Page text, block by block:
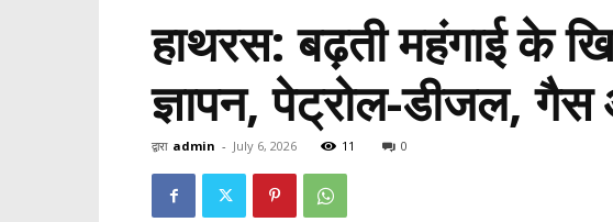
हाथरस: बढ़ती महंगाई के
ज्ञापन, पेट्रोल-डीजल, गैस
द्वारा admin - July 6, 2026 11 0